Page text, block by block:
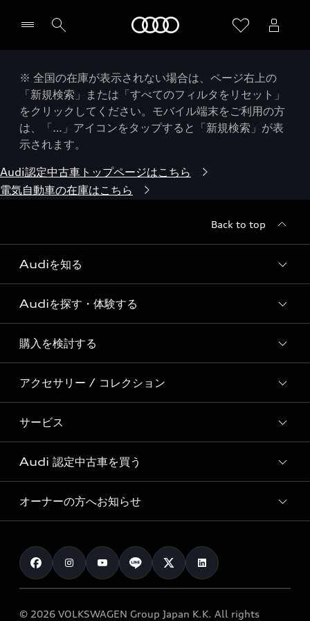
※ 全国の在庫が表示されない場合は、ページ右上の
「新規検索」または「すべてのフィルタをリセット」
をクリックしてください。モバイル端末をご利用の方
は、「…」アイコンをタップすると「新規検索」が表
示されます。
Audi認定中古車トップページはこちら
電気自動車の在庫はこちら
Back to top
Audiを知る
Audi ブランド
Story of Progress
Audi Sport
Formula 1®
デジタルサービス
Audiを探す・体験する
ディーラー検索
新車在庫検索
試乗車・展示車検索
見積り依頼
試乗予約
購入を検討する
モデル一覧
特別仕様モデル / 限定モデル
e-tronラインアップ
価格シミュレーション
車両比較
カタログ一覧
アクセサリー / コレクション
純正アクセサリー
オンラインショップ
Audi collection
アウディナビアプリ
サービス
サービス入庫予約
サービスプログラム
メンテナンス
車検 / 定期点検
e-tronアフターサポート
Audi 認定中古車を買う
Audi認定中古車
クオリティ
保証
メンテナンス
オーナーの方へお知らせ
お知らせ
オーナー様向けキャンペーン
© 2026 VOLKSWAGEN Group Japan K.K. All rights